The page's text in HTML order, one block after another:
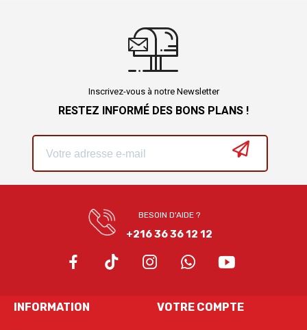
Inscrivez-vous à notre Newsletter
RESTEZ INFORMÉ DES BONS PLANS !
BESOIN D'AIDE ?
+216 36 36 12 12
INFORMATION VOTRE COMPTE